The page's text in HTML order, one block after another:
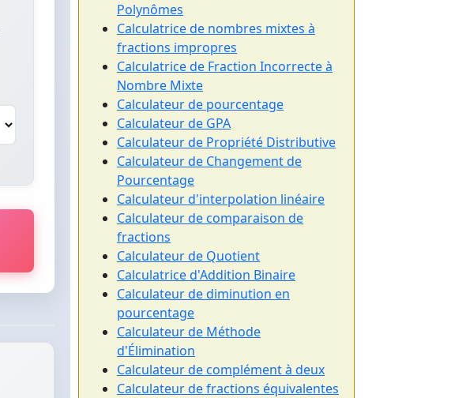
Polynômes
Calculatrice de nombres mixtes à
fractions impropres
Calculatrice de Fraction Incorrecte à
Nombre Mixte
Calculateur de pourcentage
Calculateur de GPA
Calculateur de Propriété Distributive
Calculateur de Changement de
Pourcentage
Calculateur d'interpolation linéaire
Calculateur de comparaison de
fractions
Calculateur de Quotient
Calculatrice d'Addition Binaire
Calculateur de diminution en
pourcentage
Calculateur de Méthode
d'Élimination
Calculateur de complément à deux
Calculateur de fractions équivalentes